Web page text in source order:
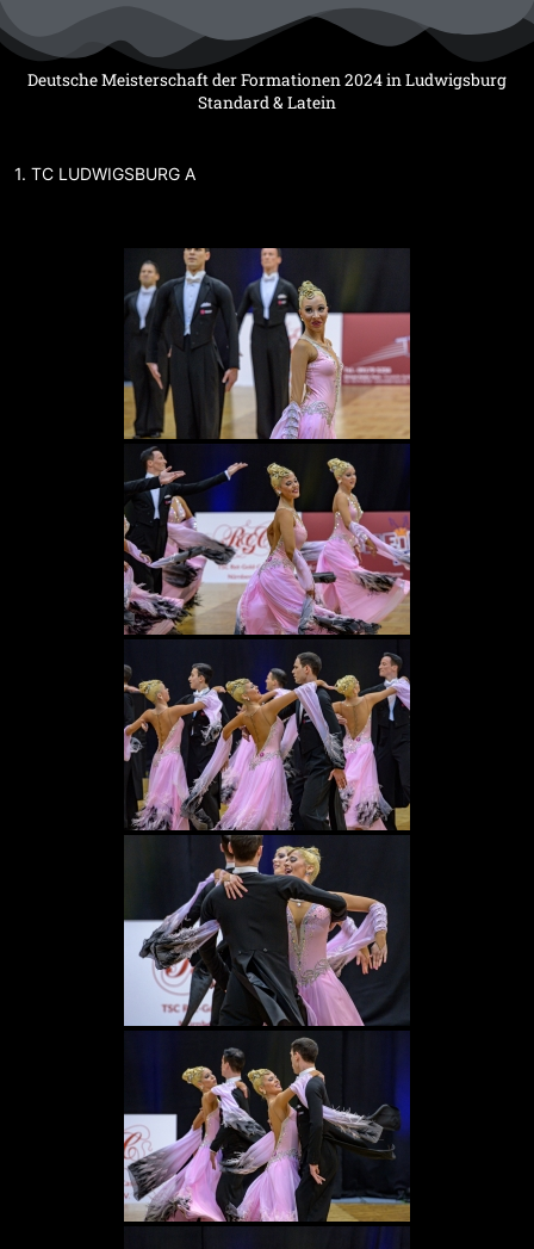
Inhalt
springenDeutsche Meisterschaft der Formationen 2024 in Ludwigsburg
Standard & Latein
1. TC LUDWIGSBURG A